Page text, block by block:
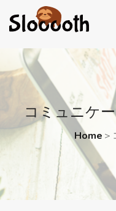
コミュニケ
Home ＞